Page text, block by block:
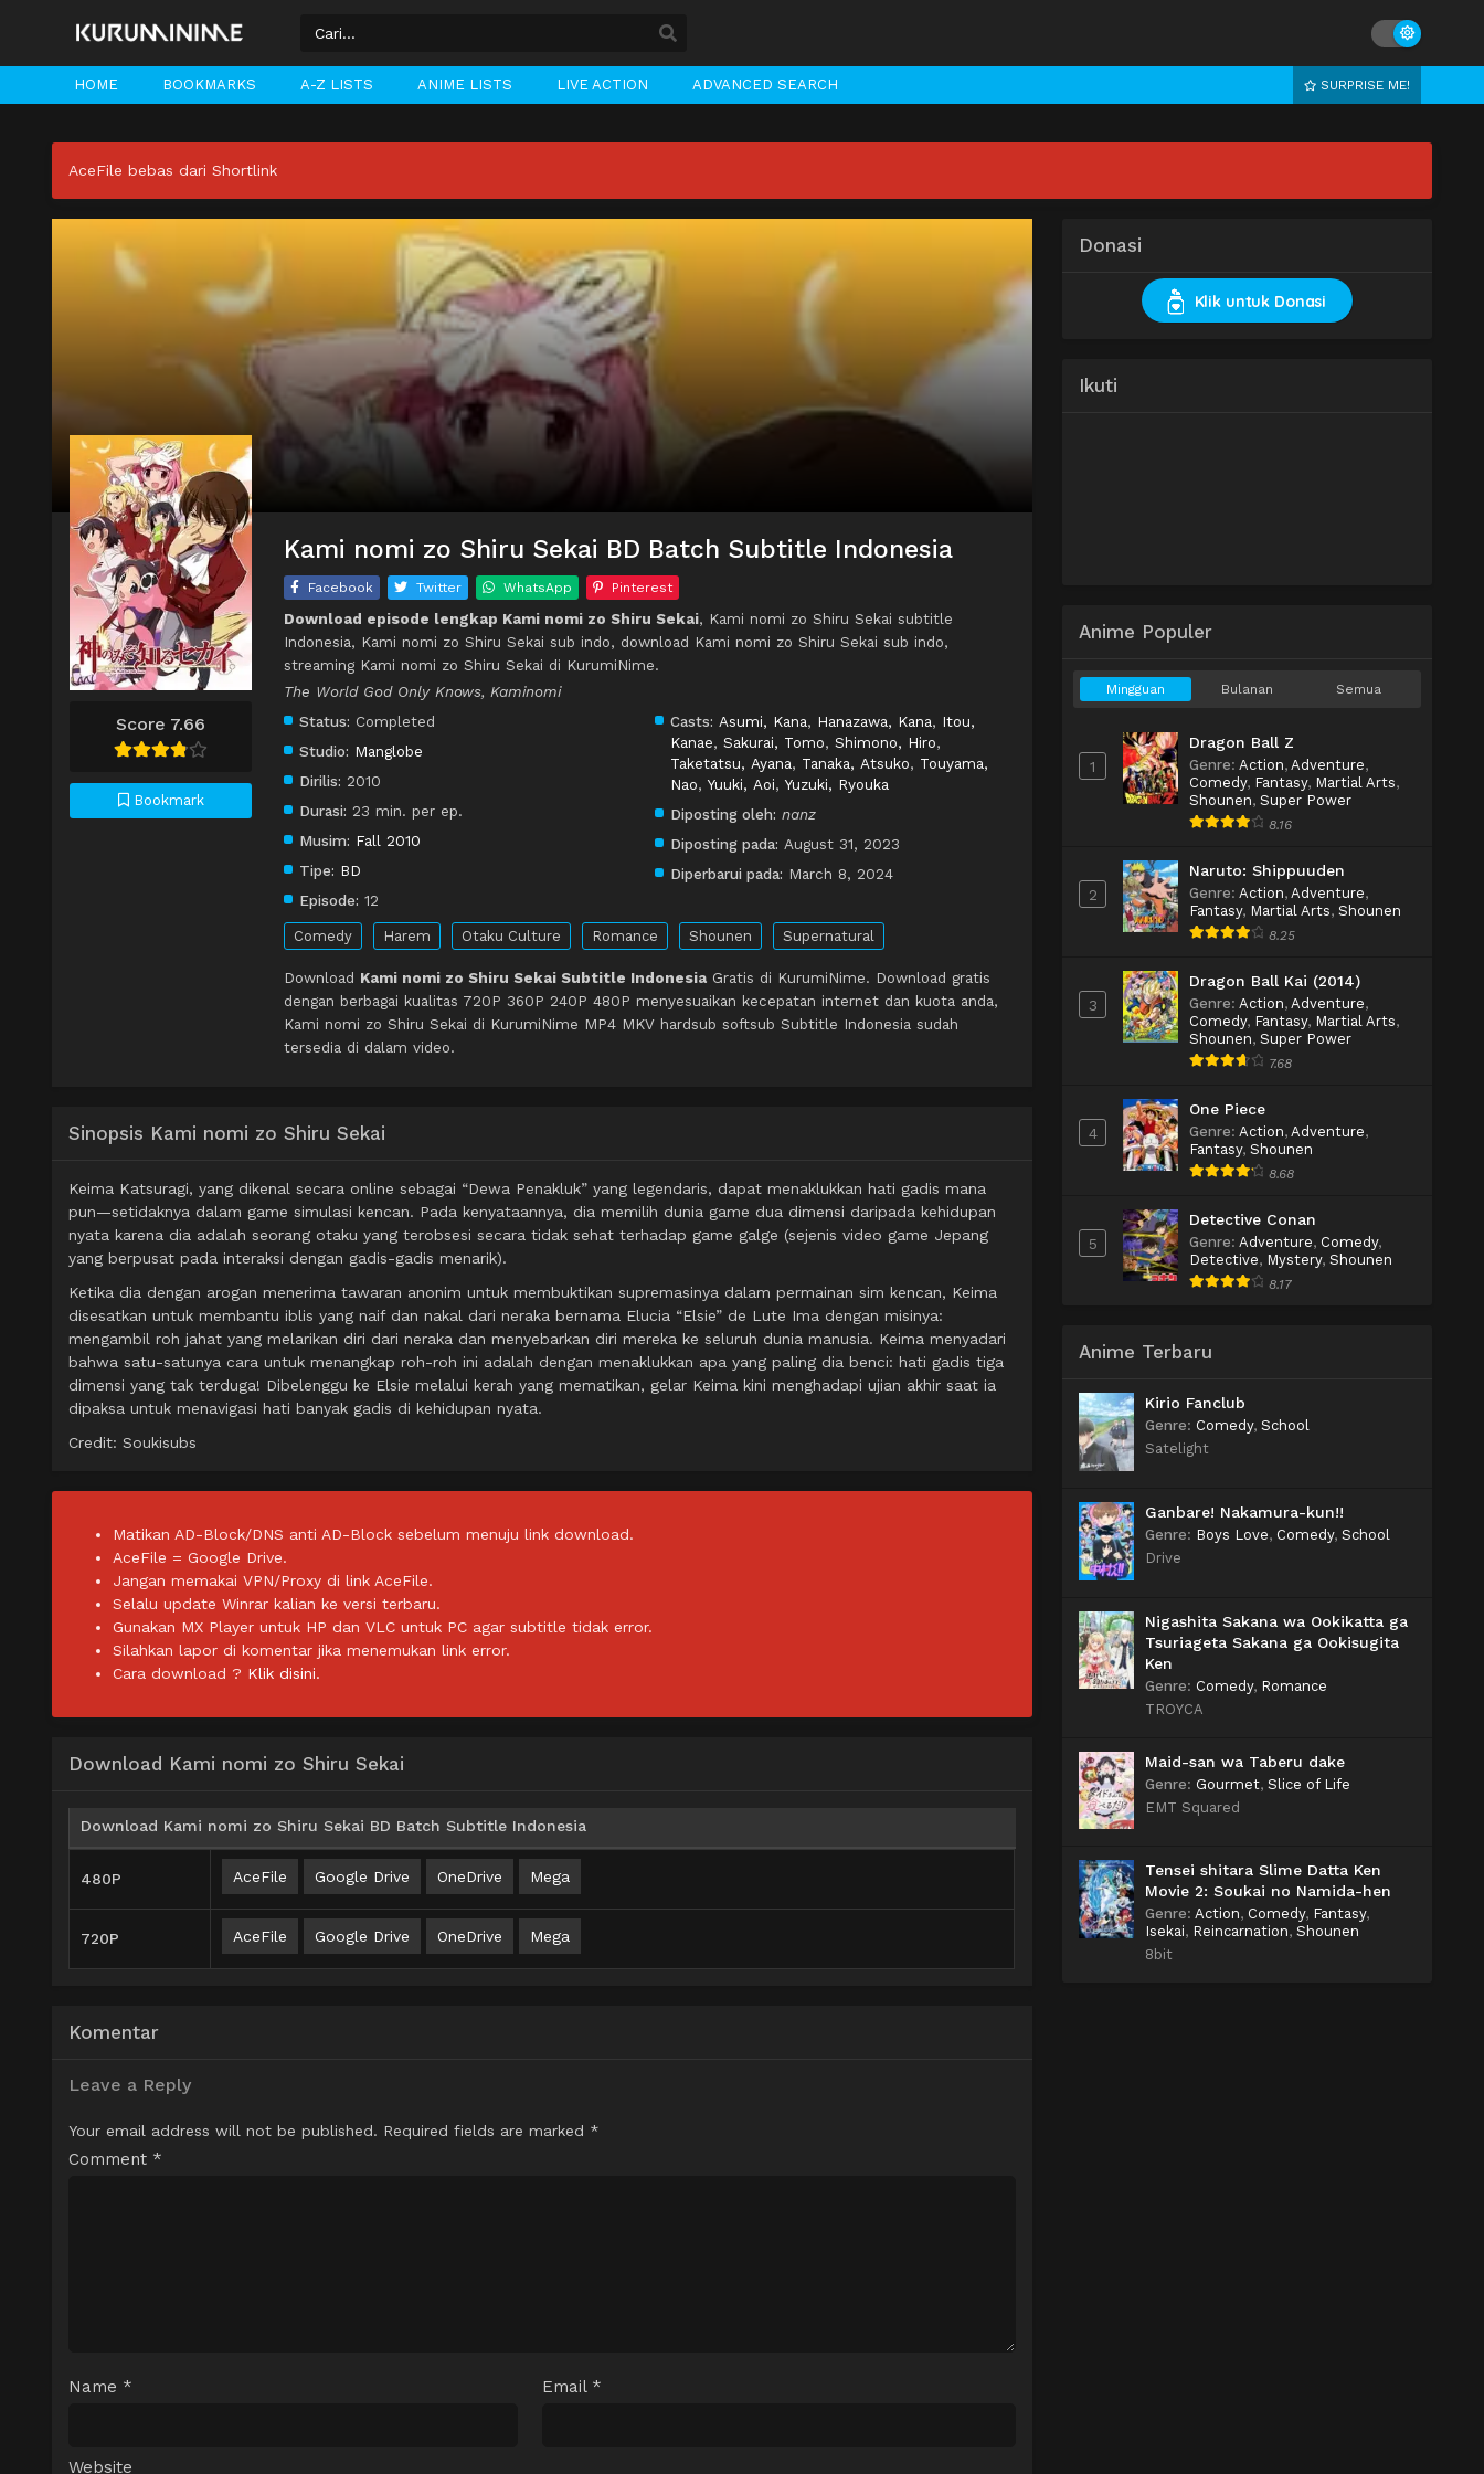
HOME BOOKMARKS A-Z LISTS ANIME LISTS LIVE ACTION ADVANCED SEARCH SURPRISE ME!
AceFile bebas dari Shortlink
Score 7.66
Bookmark
Kami nomi zo Shiru Sekai BD Batch Subtitle Indonesia
Facebook Twitter WhatsApp Pinterest
Download episode lengkap Kami nomi zo Shiru Sekai, Kami nomi zo Shiru Sekai subtitle
Indonesia, Kami nomi zo Shiru Sekai sub indo, download Kami nomi zo Shiru Sekai sub indo,
streaming Kami nomi zo Shiru Sekai di KurumiNime.
The World God Only Knows, Kaminomi
Status: Completed
Studio: Manglobe
Dirilis: 2010
Durasi: 23 min. per ep.
Musim: Fall 2010
Tipe: BD
Episode: 12
Casts: Asumi, Kana, Hanazawa, Kana, Itou,
Kanae, Sakurai, Tomo, Shimono, Hiro,
Taketatsu, Ayana, Tanaka, Atsuko, Touyama,
Nao, Yuuki, Aoi, Yuzuki, Ryouka
Diposting oleh: nanz
Diposting pada: August 31, 2023
Diperbarui pada: March 8, 2024
Comedy Harem Otaku Culture Romance Shounen Supernatural
Download Kami nomi zo Shiru Sekai Subtitle Indonesia Gratis di KurumiNime. Download gratis
dengan berbagai kualitas 720P 360P 240P 480P menyesuaikan kecepatan internet dan kuota anda,
Kami nomi zo Shiru Sekai di KurumiNime MP4 MKV hardsub softsub Subtitle Indonesia sudah
tersedia di dalam video.
Sinopsis Kami nomi zo Shiru Sekai
Keima Katsuragi, yang dikenal secara online sebagai “Dewa Penakluk” yang legendaris, dapat menaklukkan hati gadis mana
pun—setidaknya dalam game simulasi kencan. Pada kenyataannya, dia memilih dunia game dua dimensi daripada kehidupan
nyata karena dia adalah seorang otaku yang terobsesi secara tidak sehat terhadap game galge (sejenis video game Jepang
yang berpusat pada interaksi dengan gadis-gadis menarik).
Ketika dia dengan arogan menerima tawaran anonim untuk membuktikan supremasinya dalam permainan sim kencan, Keima
disesatkan untuk membantu iblis yang naif dan nakal dari neraka bernama Elucia “Elsie” de Lute Ima dengan misinya:
mengambil roh jahat yang melarikan diri dari neraka dan menyebarkan diri mereka ke seluruh dunia manusia. Keima menyadari
bahwa satu-satunya cara untuk menangkap roh-roh ini adalah dengan menaklukkan apa yang paling dia benci: hati gadis tiga
dimensi yang tak terduga! Dibelenggu ke Elsie melalui kerah yang mematikan, gelar Keima kini menghadapi ujian akhir saat ia
dipaksa untuk menavigasi hati banyak gadis di kehidupan nyata.
Credit: Soukisubs
Matikan AD-Block/DNS anti AD-Block sebelum menuju link download.
AceFile = Google Drive.
Jangan memakai VPN/Proxy di link AceFile.
Selalu update Winrar kalian ke versi terbaru.
Gunakan MX Player untuk HP dan VLC untuk PC agar subtitle tidak error.
Silahkan lapor di komentar jika menemukan link error.
Cara download ? Klik disini.
Download Kami nomi zo Shiru Sekai
Download Kami nomi zo Shiru Sekai BD Batch Subtitle Indonesia
480P AceFile Google Drive OneDrive Mega
720P AceFile Google Drive OneDrive Mega
Komentar
Leave a Reply
Your email address will not be published. Required fields are marked *
Comment *
Name * Email *
Website
Donasi
Klik untuk Donasi
Ikuti
Anime Populer
Mingguan Bulanan Semua
1
Dragon Ball Z
Genre: Action, Adventure,
Comedy, Fantasy, Martial Arts,
Shounen, Super Power
8.16
2
Naruto: Shippuuden
Genre: Action, Adventure,
Fantasy, Martial Arts, Shounen
8.25
3
Dragon Ball Kai (2014)
Genre: Action, Adventure,
Comedy, Fantasy, Martial Arts,
Shounen, Super Power
7.68
4
One Piece
Genre: Action, Adventure,
Fantasy, Shounen
8.68
5
Detective Conan
Genre: Adventure, Comedy,
Detective, Mystery, Shounen
8.17
Anime Terbaru
Kirio Fanclub
Genre: Comedy, School
Satelight
Ganbare! Nakamura-kun!!
Genre: Boys Love, Comedy, School
Drive
Nigashita Sakana wa Ookikatta ga
Tsuriageta Sakana ga Ookisugita
Ken
Genre: Comedy, Romance
TROYCA
Maid-san wa Taberu dake
Genre: Gourmet, Slice of Life
EMT Squared
Tensei shitara Slime Datta Ken
Movie 2: Soukai no Namida-hen
Genre: Action, Comedy, Fantasy,
Isekai, Reincarnation, Shounen
8bit